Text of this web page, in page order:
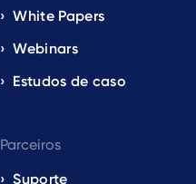
White Papers
Webinars
Estudos de caso
Parceiros
Suporte